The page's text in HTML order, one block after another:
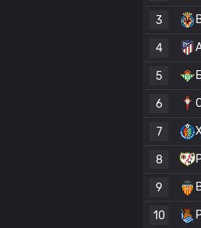
3
4
5
6
7
8
9
10